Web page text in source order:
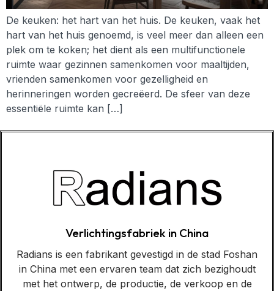
De keuken: het hart van het huis. De keuken, vaak het
hart van het huis genoemd, is veel meer dan alleen een
plek om te koken; het dient als een multifunctionele
ruimte waar gezinnen samenkomen voor maaltijden,
vrienden samenkomen voor gezelligheid en
herinneringen worden gecreëerd. De sfeer van deze
essentiële ruimte kan […]
Verlichtingsfabriek in China
Radians is een fabrikant gevestigd in de stad Foshan
in China met een ervaren team dat zich bezighoudt
met het ontwerp, de productie, de verkoop en de